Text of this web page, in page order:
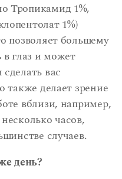
Тропикамид 1%,
1%)
позволяет большему
в глаз и может
вас
также делает зрение
вблизи, например,
часов,
случаев.
день?